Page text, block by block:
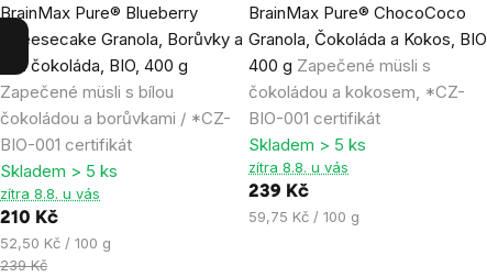
BrainMax Pure® Blueberry
Cheesecake Granola, Borůvky a
Bílá čokoláda, BIO, 400 g
Zapečené müsli s bílou
čokoládou a borůvkami / *CZ-
BIO-001 certifikát
hodnocení
produktu
je
4,9
z
5
hvězdiček.
Skladem > 5 ks
zítra 8.8. u vás
210 Kč
Měrná
cena:
52,50 Kč / 100 g
239 Kč
BrainMax Pure® ChocoCoco
Granola, Čokoláda a Kokos, BIO,
400 g Zapečené müsli s
čokoládou a kokosem, *CZ-
BIO-001 certifikát
hodnocení
produktu
je
5,0
z
5
hvězdiček.
Skladem > 5 ks
zítra 8.8. u vás
239 Kč
Měrná
59,75 Kč / 100 g